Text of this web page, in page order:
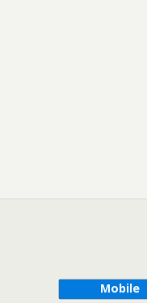
Mobile